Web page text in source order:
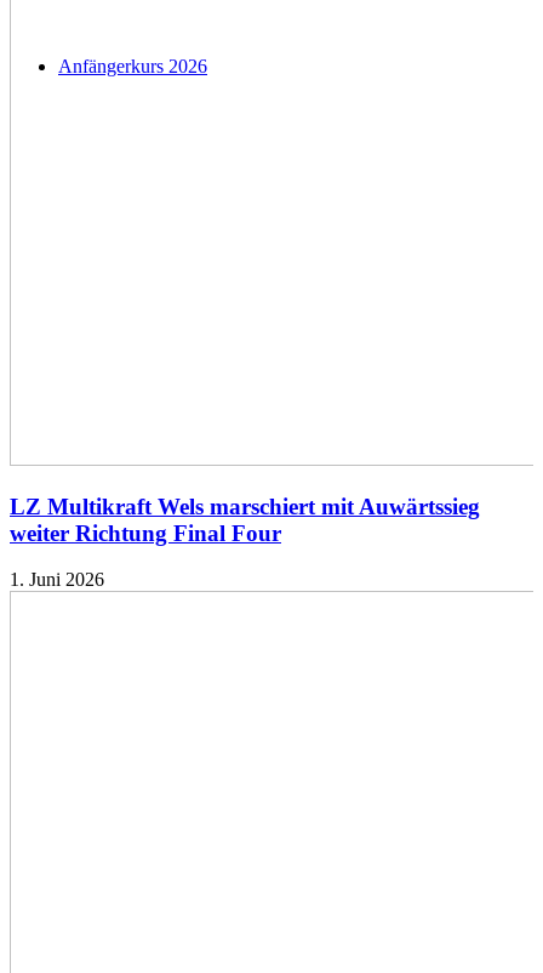
Anfängerkurs 2026
LZ Multikraft Wels marschiert mit Auwärtssieg
weiter Richtung Final Four
1. Juni 2026